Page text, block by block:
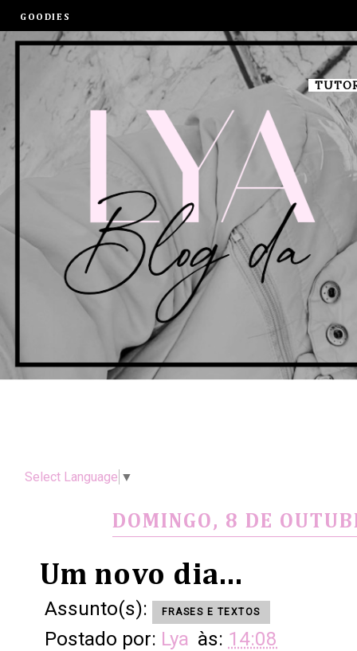
GOODIES
Select Language ▼
DOMINGO, 8 DE
Um novo dia...
Assunto(s): FRASES E TEXTOS
Postado por: Lya às: 14:08